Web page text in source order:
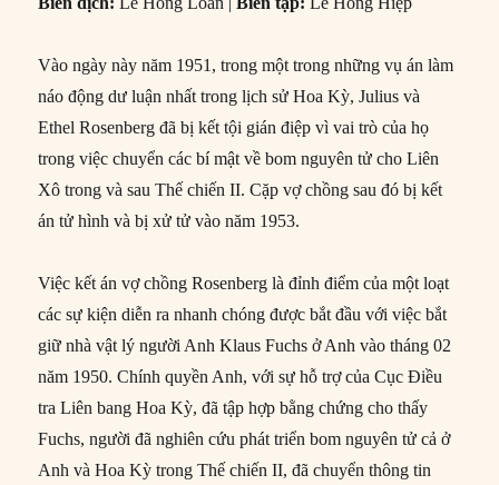
Vào ngày này năm 1951, trong một trong những vụ án làm
náo động dư luận nhất trong lịch sử Hoa Kỳ, Julius và
Ethel Rosenberg đã bị kết tội gián điệp vì vai trò của họ
trong việc chuyển các bí mật về bom nguyên tử cho Liên
Xô trong và sau Thế chiến II. Cặp vợ chồng sau đó bị kết
án tử hình và bị xử tử vào năm 1953.
Việc kết án vợ chồng Rosenberg là đỉnh điểm của một loạt
các sự kiện diễn ra nhanh chóng được bắt đầu với việc bắt
giữ nhà vật lý người Anh Klaus Fuchs ở Anh vào tháng 02
năm 1950. Chính quyền Anh, với sự hỗ trợ của Cục Điều
tra Liên bang Hoa Kỳ, đã tập hợp bằng chứng cho thấy
Fuchs, người đã nghiên cứu phát triển bom nguyên tử cả ở
Anh và Hoa Kỳ trong Thế chiến II, đã chuyển thông tin